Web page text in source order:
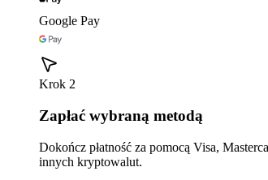
Google Pay
Krok 2
Zapłać wybraną metodą
Dokończ płatność za pomocą Visa,
innych kryptowalut.